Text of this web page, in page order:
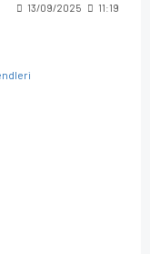
13/09/2025 11:19